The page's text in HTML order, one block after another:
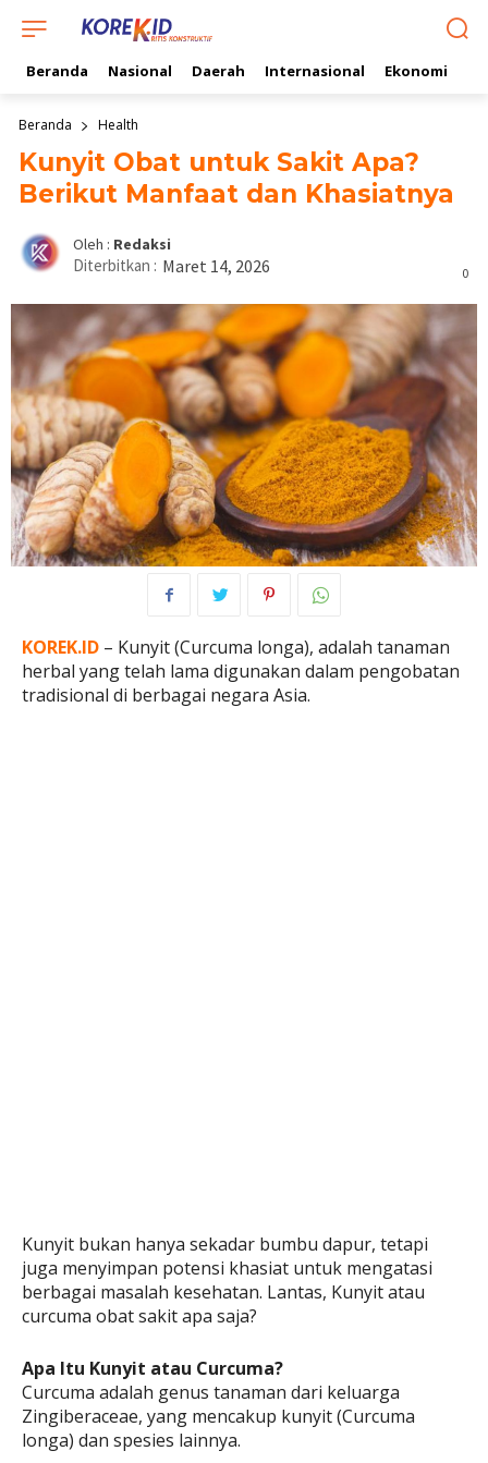
Beranda Nasional Daerah Internasional Ekonomi
Beranda Health
Kunyit Obat untuk Sakit Apa?
Berikut Manfaat dan Khasiatnya
Oleh : Redaksi
0
Diterbitkan : Maret 14, 2026
KOREK.ID – Kunyit (Curcuma longa), adalah tanaman
herbal yang telah lama digunakan dalam pengobatan
tradisional di berbagai negara Asia.
Kunyit bukan hanya sekadar bumbu dapur, tetapi
juga menyimpan potensi khasiat untuk mengatasi
berbagai masalah kesehatan. Lantas, Kunyit atau
curcuma obat sakit apa saja?
Apa Itu Kunyit atau Curcuma?
Curcuma adalah genus tanaman dari keluarga
Zingiberaceae, yang mencakup kunyit (Curcuma
longa) dan spesies lainnya.